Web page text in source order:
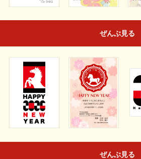
ぜんぶ見る
ぜんぶ見る